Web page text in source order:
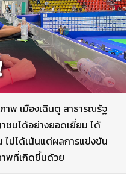
พ เมืองเฉินตู สาธารณรัฐ
นได้อย่างยอดเยี่ยม ได้
ม่ได้เน้นแต่ผลการแข่งขัน
พที่เกิดขึ้นด้วย